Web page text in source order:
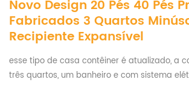
Novo Design 20 Pés 40 Pés
Fabricados 3 Quartos
Recipiente Expansível
esse tipo de casa contêiner é atualizado, a
três quartos, um banheiro e com sistema